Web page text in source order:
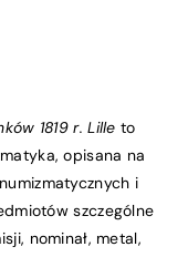
1819 r. Lilleto
opisana na
i
szczególne
nominał, metal,